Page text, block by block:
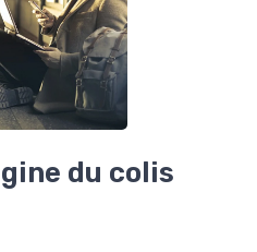
du colis